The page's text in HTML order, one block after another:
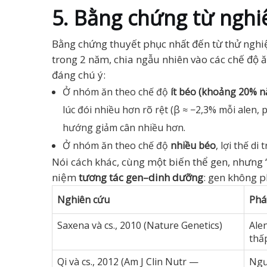
5. Bằng chứng từ
Bằng chứng thuyết phục nhất đến từ thử
trong 2 năm, chia ngẫu nhiên vào các chế độ
đáng chú ý:
Ở nhóm ăn theo chế độ ít béo (khoảng 20%
lúc đói nhiều hơn rõ rệt (β ≈ −2,3% mỗi alen,
hướng giảm cân nhiều hơn.
Ở nhóm ăn theo chế độ nhiều béo, lợi thế di
Nói cách khác, cùng một biến thể gen,
niệm tương tác gen–dinh dưỡng: gen không
Nghiên cứu
Saxena và cs., 2010 (Nature Genetics)
Qi và cs., 2012 (Am J Clin Nutr —